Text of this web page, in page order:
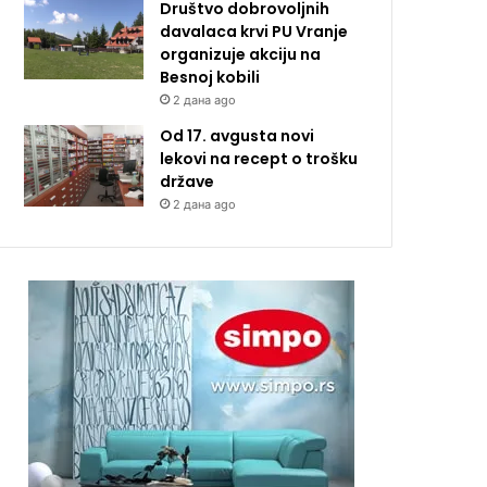
Društvo dobrovoljnih
davalaca krvi PU Vranje
organizuje akciju na
Besnoj kobili
2 дана ago
Od 17. avgusta novi
lekovi na recept o trošku
države
2 дана ago